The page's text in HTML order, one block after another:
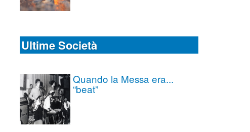
Ultime Società
Quando la Messa era...
“beat”